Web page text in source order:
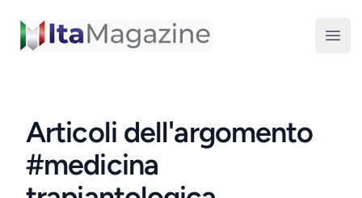
ItaMagazine
Articoli dell'argomento
#medicina